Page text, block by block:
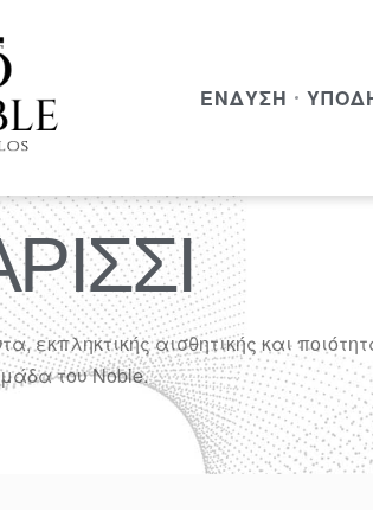
ΈΝΔΥΣΗ
εκπληκτικής αισθητικής και
του Noble.